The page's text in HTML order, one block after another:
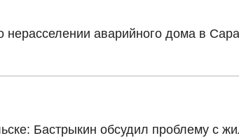
нерасселении аварийного дома в
Бастрыкин обсудил проблему с